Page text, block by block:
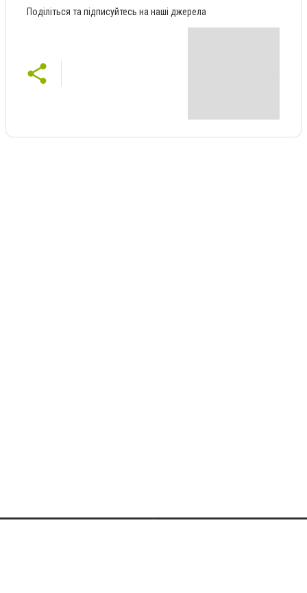
Поділіться та підписуйтесь на наші джерела